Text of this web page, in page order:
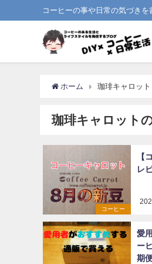
コーヒーの事や日常の気づきを
ホーム 珈琲キャロット
珈琲キャロット
コーヒー
【
レ
愛
ー
期